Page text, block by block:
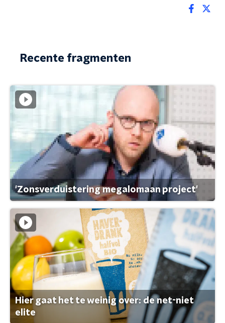
Recente fragmenten
'Zonsverduistering megalomaan project'
Hier gaat het te weinig over: de net-niet
elite